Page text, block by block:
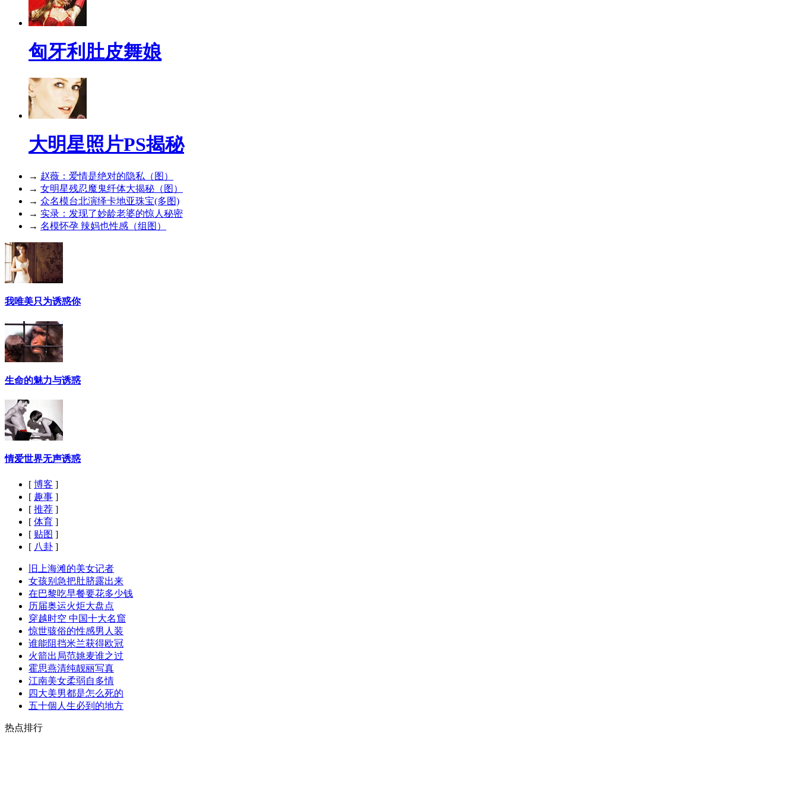
匈牙利肚皮舞娘
大明星照片PS揭秘
→ 赵薇：爱情是绝对的隐私（图）
→ 女明星残忍魔鬼纤体大揭秘（图）
→ 众名模台北演绎卡地亚珠宝(多图)
→ 实录：发现了妙龄老婆的惊人秘密
→ 名模怀孕 辣妈也性感（组图）
我唯美只为诱惑你
生命的魅力与诱惑
情爱世界无声诱惑
[ 博客 ]
[ 趣事 ]
[ 推荐 ]
[ 体育 ]
[ 贴图 ]
[ 八卦 ]
旧上海滩的美女记者
女孩别急把肚脐露出来
在巴黎吃早餐要花多少钱
历届奥运火炬大盘点
穿越时空 中国十大名窟
惊世骇俗的性感男人装
谁能阻挡米兰获得欧冠
火箭出局范姚麦谁之过
霍思燕清纯靓丽写真
江南美女柔弱自多情
四大美男都是怎么死的
五十個人生必到的地方
热点排行